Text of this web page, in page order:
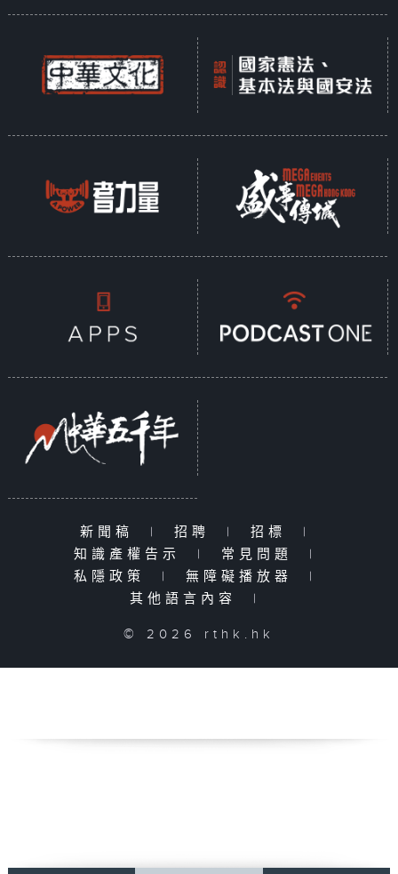
新聞稿 | 招聘 | 招標
|
知識產權告示
| 常見問題
|
私隱政策
| 無障礙播放器
|
其他語言內容
|
© 2026 rthk.hk